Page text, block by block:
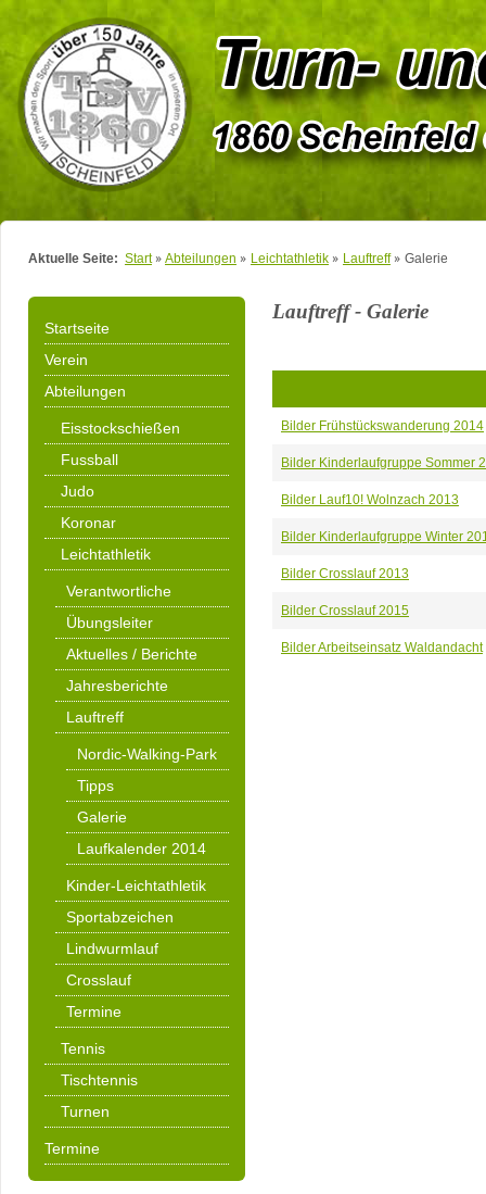
Aktuelle Seite: Start Abteilungen Leichtathletik Lauftreff Galerie
Startseite
Verein
Abteilungen
Eisstockschießen
Fussball
Judo
Koronar
Leichtathletik
Verantwortliche
Übungsleiter
Aktuelles / Berichte
Jahresberichte
Lauftreff
Nordic-Walking-Park
Tipps
Galerie
Laufkalender 2014
Kinder-Leichtathletik
Sportabzeichen
Lindwurmlauf
Crosslauf
Termine
Tennis
Tischtennis
Turnen
Termine
Lauftreff - Galerie
Bilder Frühstückswanderung 2014
Bilder Kinderlaufgruppe Sommer
Bilder Lauf10! Wolnzach 2013
Bilder Kinderlaufgruppe Winter
Bilder Crosslauf 2013
Bilder Crosslauf 2015
Bilder Arbeitseinsatz Waldandacht